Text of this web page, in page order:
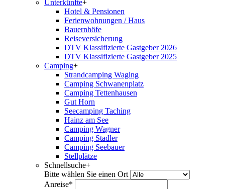
Unterkünfte+
Hotel & Pensionen
Ferienwohnungen / Haus
Bauernhöfe
Reiseversicherung
DTV Klassifizierte Gastgeber 2026
DTV Klassifizierte Gastgeber 2025
Camping+
Strandcamping Waging
Camping Schwanenplatz
Camping Tettenhausen
Gut Horn
Seecamping Taching
Hainz am See
Camping Wagner
Camping Stadler
Camping Seebauer
Stellplätze
Schnellsuche+
Bitte wählen Sie einen Ort
Anreise*